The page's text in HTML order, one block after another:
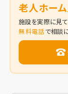
老人ホー
施設を実際に見
無料電話で相談